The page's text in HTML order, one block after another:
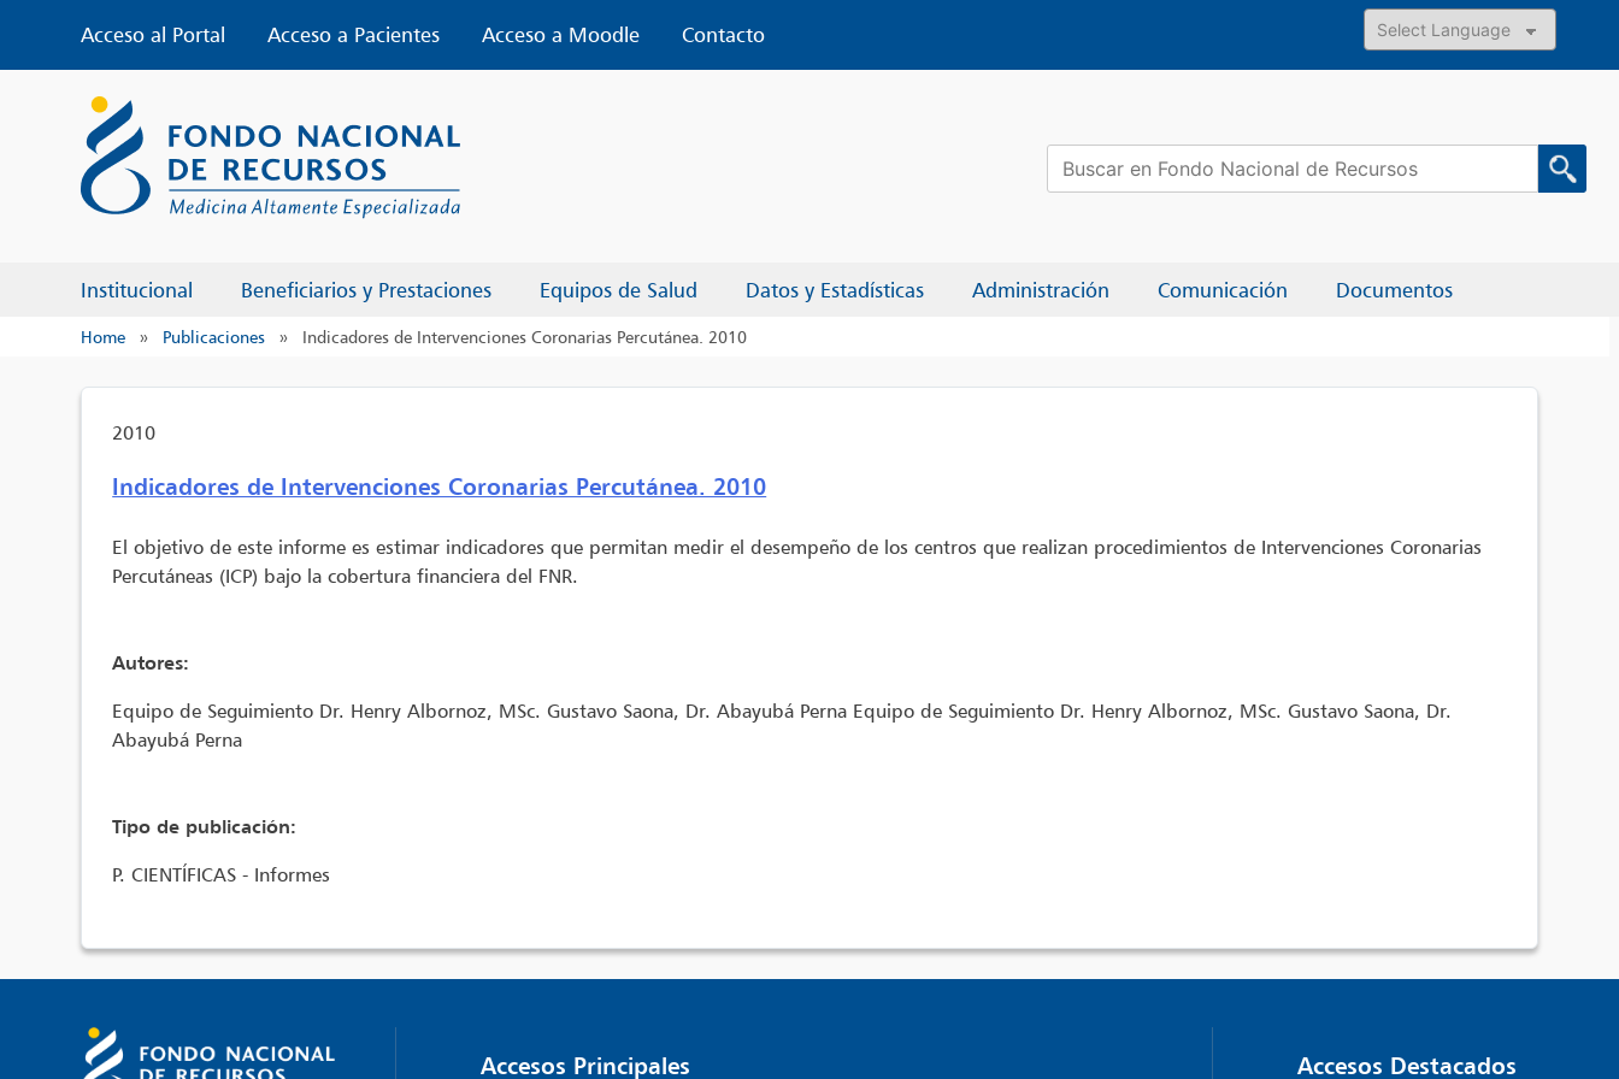
content
Acceso al Portal Acceso a Pacientes Acceso a Moodle
Contacto
Powered by
Institucional Beneficiarios y Prestaciones Equipos de Salud Datos y Estadísticas Administración Comunicación Documentos
Buscar:
Home » Publicaciones » Indicadores de Intervenciones Coronarias Percutánea. 2010
2010
Indicadores de Intervenciones Coronarias Percutánea. 2010
El objetivo de este informe es estimar indicadores que permitan medir el desempeño de los centros que realizan procedimientos de Intervenciones Coronarias
Percutáneas (ICP) bajo la cobertura financiera del FNR.
Autores:
Equipo de Seguimiento Dr. Henry Albornoz, MSc. Gustavo Saona, Dr. Abayubá Perna Equipo de Seguimiento Dr. Henry Albornoz, MSc. Gustavo Saona, Dr.
Abayubá Perna
Tipo de publicación:
P. CIENTÍFICAS - Informes
Accesos Principales Accesos Destacados